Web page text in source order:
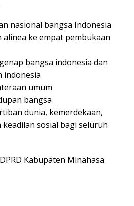
nasional bangsa Indonesia
alinea ke empat pembukaan
bangsa indonesia dan
indonesia
umum
bangsa
dunia, kemerdekaan,
keadilan sosial bagi seluruh
Kabupaten Minahasa